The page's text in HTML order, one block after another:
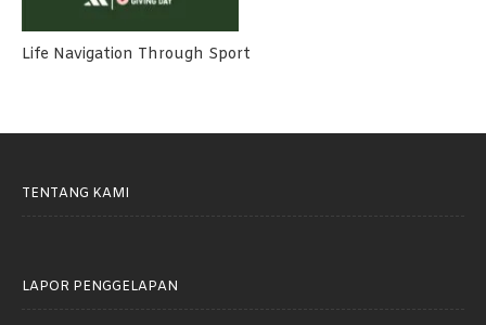
Life Navigation Through Sport
TENTANG KAMI
LAPOR PENGGELAPAN